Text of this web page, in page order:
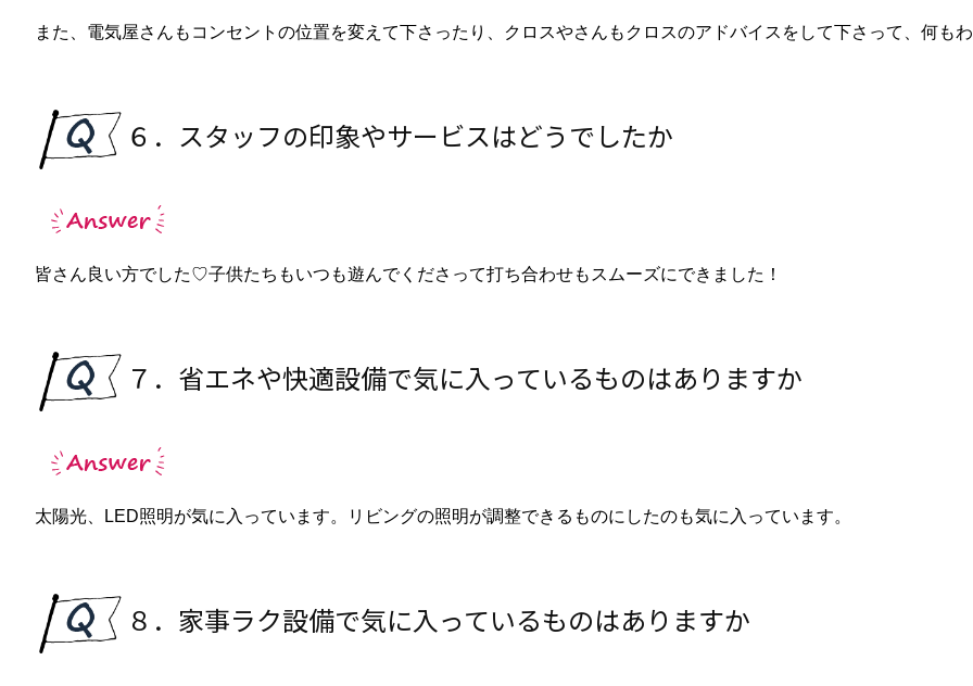
また、電気屋さんもコンセントの位置を変えて下さったり、クロスやさんもクロスのアドバイスをして下さって、何も
６．スタッフの印象やサービスはどうでしたか
皆さん良い方でした♡子供たちもいつも遊んでくださって打ち合わせもスムーズにできました！
７．省エネや快適設備で気に入っているものはありますか
太陽光、LED照明が気に入っています。リビングの照明が調整できるものにしたのも気に入っています。
８．家事ラク設備で気に入っているものはありますか